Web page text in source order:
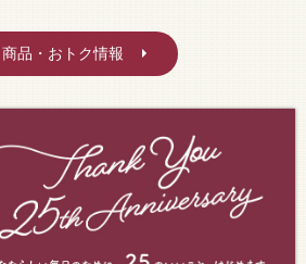
商品・おトク情報